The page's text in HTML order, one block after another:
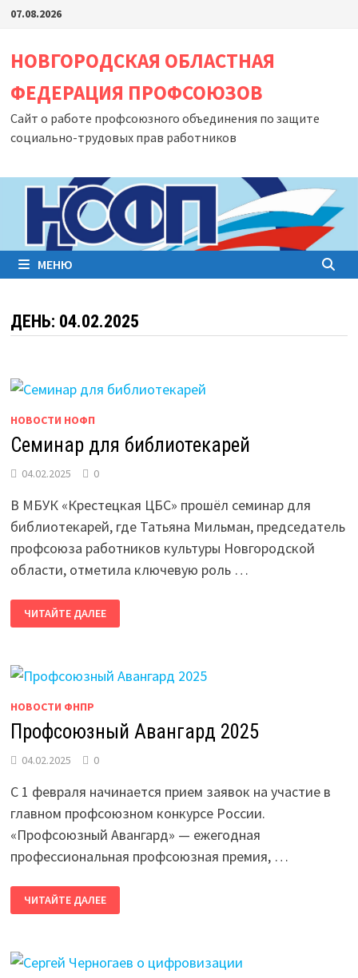
Перейти
содержимому
07.08.2026
НОВГОРОДСКАЯ ОБЛАСТНАЯ
ФЕДЕРАЦИЯ ПРОФСОЮЗОВ
Сайт о работе профсоюзного объединения по защите
социально-трудовых прав работников
МЕНЮ
ДЕНЬ: 04.02.2025
НОВОСТИ НОФП
Семинар для библиотекарей
04.02.2025 0
В МБУК «Крестецкая ЦБС» прошёл семинар для
библиотекарей, где Татьяна Мильман, председатель
профсоюза работников культуры Новгородской
области, отметила ключевую роль …
СЕМИНАР
ДЛЯ
БИБЛИОТЕКАРЕЙ
ЧИТАЙТЕ ДАЛЕЕ
НОВОСТИ ФНПР
Профсоюзный Авангард 2025
04.02.2025 0
С 1 февраля начинается прием заявок на участие в
главном профсоюзном конкурсе России.
«Профсоюзный Авангард» — ежегодная
профессиональная профсоюзная премия, …
ПРОФСОЮЗНЫЙ
АВАНГАРД
2025
ЧИТАЙТЕ ДАЛЕЕ